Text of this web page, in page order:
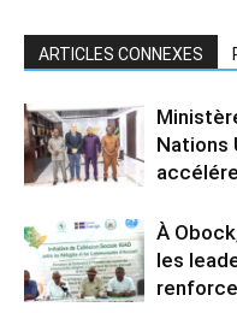
ARTICLES CONNEXES
Nations
À
les